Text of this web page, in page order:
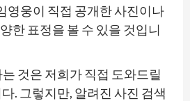
영웅이 직접 공개한 사진이나
한 표정을 볼 수 있을 것입니
것은 저희가 직접 도와드릴
. 그렇지만, 알려진 사진 검색